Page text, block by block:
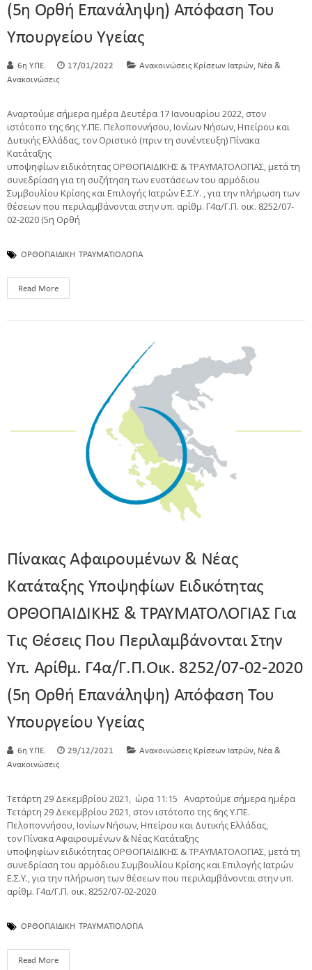
(5η Ορθή Επανάληψη) Απόφαση Του
Υπουργείου Υγείας
6η Υ.ΠΕ. 17/01/2022 Ανακοινώσεις Κρίσεων Ιατρών Νέα &
Ανακοινώσεις
Αναρτούμε σήμερα ημέρα Δευτέρα 17 Ιανουαρίου 2022, στον
ιστότοπο της 6ης Υ.ΠΕ. Πελοποννήσου, Ιονίων Νήσων, Ηπείρου και
Δυτικής Ελλάδας, τον Οριστικό (πριν τη συνέντευξη) Πίνακα
Κατάταξης
υποψηφίων ειδικότητας ΟΡΘΟΠΑΙΔΙΚΗΣ & ΤΡΑΥΜΑΤΟΛΟΓΙΑΣ, μετά τη
συνεδρίαση για τη συζήτηση των ενστάσεων του αρμόδιου
Συμβουλίου Κρίσης και Επιλογής Ιατρών Ε.Σ.Υ. , για την πλήρωση των
θέσεων που περιλαμβάνονται στην υπ. αρίθμ. Γ4α/Γ.Π. οικ. 8252/07-
02-2020 (5η Ορθή
ΟΡΘΟΠΑΙΔΙΚΗ ΤΡΑΥΜΑΤΙΟΛΟΓΙΑ
Read More
Πίνακας Αφαιρουμένων & Νέας
Κατάταξης Υποψηφίων Ειδικότητας
ΟΡΘΟΠΑΙΔΙΚΗΣ & ΤΡΑΥΜΑΤΟΛΟΓΙΑΣ Για
Τις Θέσεις Που Περιλαμβάνονται Στην
Υπ. Αρίθμ. Γ4α/Γ.Π.οικ. 8252/07-02-2020
(5η Ορθή Επανάληψη) Απόφαση Του
Υπουργείου Υγείας
6η Υ.ΠΕ. 29/12/2021 Ανακοινώσεις Κρίσεων Ιατρών, Νέα &
Ανακοινώσεις
Τετάρτη 29 Δεκεμβρίου 2021, ώρα 11:15 Αναρτούμε σήμερα ημέρα
Τετάρτη 29 Δεκεμβρίου 2021, στον ιστότοπο της 6ης Υ.ΠΕ.
Πελοποννήσου, Ιονίων Νήσων, Ηπείρου και Δυτικής Ελλάδας,
τον Πίνακα Αφαιρουμένων & Νέας Κατάταξης
υποψηφίων ειδικότητας ΟΡΘΟΠΑΙΔΙΚΗΣ & ΤΡΑΥΜΑΤΟΛΟΓΙΑΣ, μετά τη
συνεδρίαση του αρμόδιου Συμβουλίου Κρίσης και Επιλογής Ιατρών
Ε.Σ.Υ., για την πλήρωση των θέσεων που περιλαμβάνονται στην υπ.
αρίθμ. Γ4α/Γ.Π. οικ. 8252/07-02-2020
ΟΡΘΟΠΑΙΔΙΚΗ ΤΡΑΥΜΑΤΙΟΛΟΓΙΑ
Read More